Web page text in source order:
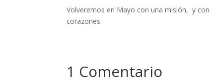
Volveremos en Mayo con una misión, y
corazones.
1 Comentario